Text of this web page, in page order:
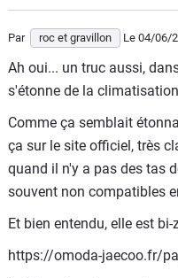
Par roc et gravillon Le 04/06/
Ah oui... un truc aussi,
s'étonne de la
Comme ça semblait
ça sur le site officiel, très
quand il n'y a pas des tas
souvent non compatibles
Et bien entendu, elle est bi-
https://omoda-jaecoo.fr/